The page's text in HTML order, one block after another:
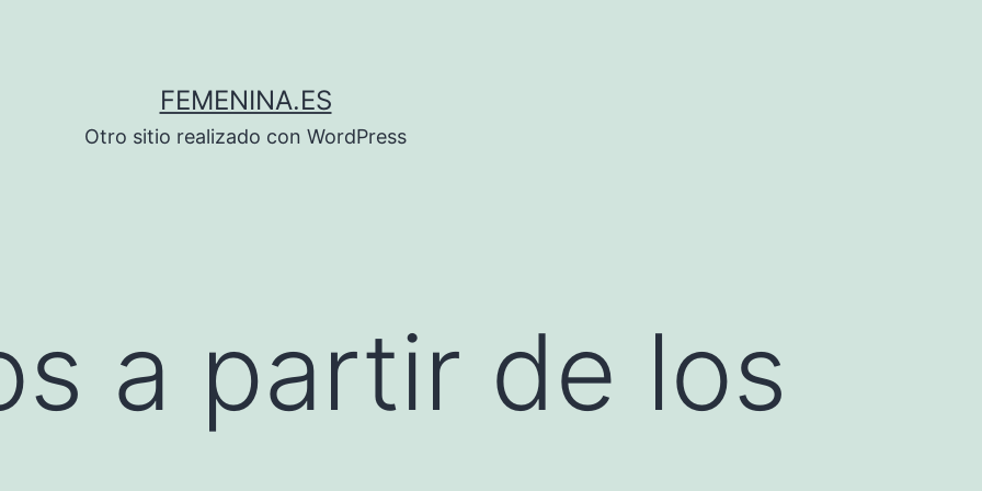
FEMENINA.ES
Otro sitio realizado con WordPress
a partir de los